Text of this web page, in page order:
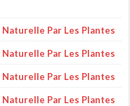
Par Les Plantes
Par Les Plantes
Par Les Plantes
Par Les Plantes